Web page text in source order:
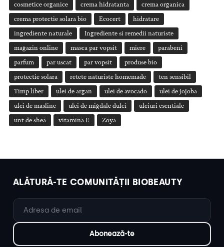
cosmetice organice crema hidratanta crema organica
crema protectie solara bio Ecocert hidratare
ingrediente naturale Ingrediente si remedii naturiste
magazin online masca par vopsit miere parabeni
parfum par uscat par vopsit produse bio
protectie solara retete naturiste homemade ten sensibil
Timp liber ulei de argan ulei de avocado ulei de jojoba
ulei de masline ulei de migdale dulci uleiuri esentiale
unt de shea vitamina E Zoya
ALĂTURĂ-TE COMUNITĂȚII BIOBEAUTY